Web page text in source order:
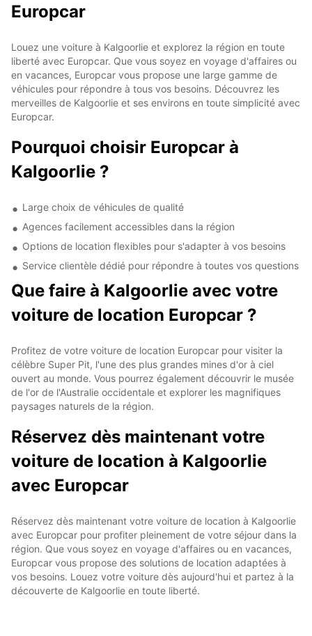
Europcar
Louez une voiture à Kalgoorlie et explorez la région en toute
liberté avec Europcar. Que vous soyez en voyage d'affaires ou
en vacances, Europcar vous propose une large gamme de
véhicules pour répondre à tous vos besoins. Découvrez les
merveilles de Kalgoorlie et ses environs en toute simplicité avec
Europcar.
Pourquoi choisir Europcar à
Kalgoorlie ?
Large choix de véhicules de qualité
Agences facilement accessibles dans la région
Options de location flexibles pour s'adapter à vos besoins
Service clientèle dédié pour répondre à toutes vos questions
Que faire à Kalgoorlie avec votre
voiture de location Europcar ?
Profitez de votre voiture de location Europcar pour visiter la
célèbre Super Pit, l'une des plus grandes mines d'or à ciel
ouvert au monde. Vous pourrez également découvrir le musée
de l'or de l'Australie occidentale et explorer les magnifiques
paysages naturels de la région.
Réservez dès maintenant votre
voiture de location à Kalgoorlie
avec Europcar
Réservez dès maintenant votre voiture de location à Kalgoorlie
avec Europcar pour profiter pleinement de votre séjour dans la
région. Que vous soyez en voyage d'affaires ou en vacances,
Europcar vous propose des solutions de location adaptées à
vos besoins. Louez votre voiture dès aujourd'hui et partez à la
découverte de Kalgoorlie en toute liberté.